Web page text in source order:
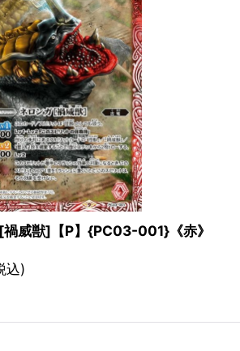
威獣]【P】{PC03-001}《赤》
込)